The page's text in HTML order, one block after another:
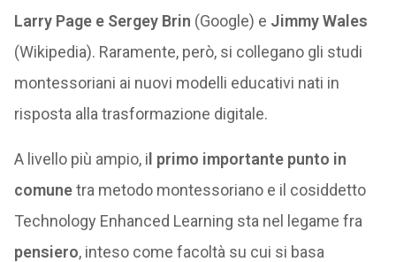
Larry Page e Sergey Brin (Google) e Jimmy Wales
(Wikipedia). Raramente, però, si collegano gli studi
montessoriani ai nuovi modelli educativi nati in
risposta alla trasformazione digitale.
A livello più ampio, i l primo importante punto in
comunetra metodo montessoriano e il cosiddetto
Technology Enhanced Learning sta nel legame fra
pensiero, inteso come facoltà su cui si basa